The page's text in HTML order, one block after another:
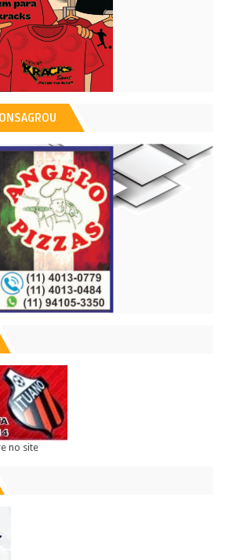
no site